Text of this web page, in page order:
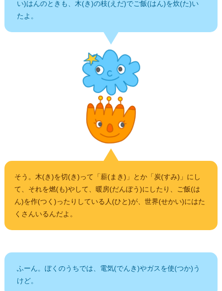
い)はんのときも、木(き)の枝(えだ)でご飯(はん)を炊(た)い
たよ。
そう。木(き)を切(き)って「薪(まき)」とか「炭(すみ)」にし
て、それを燃(も)やして、暖房(だんぼう)にしたり、ご飯(は
ん)を作(つく)ったりしている人(ひと)が、世界(せかい)にはた
くさんいるんだよ。
ふーん。ぼくのうちでは、電気(でんき)やガスを使(つか)う
けど。